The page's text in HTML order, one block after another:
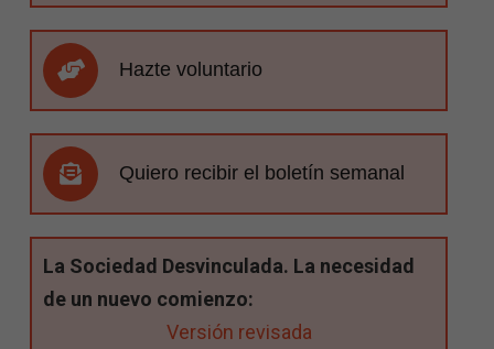
Hazte voluntario
Quiero recibir el boletín semanal
La Sociedad Desvinculada. La necesidad
de un nuevo comienzo:
Versión revisada